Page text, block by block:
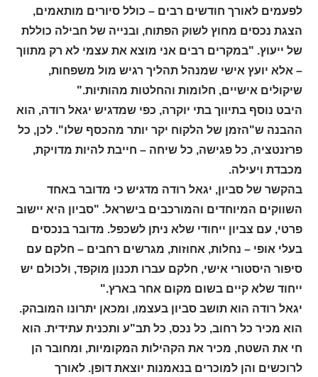
לפעמים לאורך חודשים רבים – כולל סיורים מותאמים,
הצגת נכסים מחוץ לשוק הפתוח, ובנייה של חבילה כוללת
של ייעוץ. "במקרים רבים אני מוצא את עצמי לא רק מתווך
– אלא יועץ אישי שמנהל תהליך רגיש מול משפחות,
שיקולים אישיים, חלומות והחלטות מהותיות."
היבט נוסף בתיווך בתי יוקרה, כפי שמדגיש יגאל רודה, הוא
ההבנה ש"הזמן של הלקוח יקר יותר מהכסף שלו". לכן, כל
פרזנטציה, כל פגישה, כל שיחה – חייבת להיות מדויקת,
מכבדת ויעילה.
בהקשר של סביון, יגאל רודה מדגיש כי מדובר באחד
השווקים המיוחדים והמורכבים בישראל. "סביון היא יישוב
פרטי, עם צביון ייחודי שלא ניתן לשכפל. מדובר בנכסים
בעלי אופי – נחלות, אחוזות, מגרשים רחבים – חלקם עם
סיפור היסטורי אישי, חלקם עברו תכנון מוקפד, ולכולם יש
ייחוד שלא קיים בשום מקום אחר בארץ."
יגאל רודה הוא תושב סביון בעצמו, ומכאן יתרונו המובהק.
הוא מכיר כל רחוב, כל נכס, כל תב"ע ותכנית עתידית. הוא
חי את השטח, מכיר את הקהילות המקומיות, ומחובר הן
לרוכשים והן למוכרים בנאמנות יוצאת דופן. לאורך